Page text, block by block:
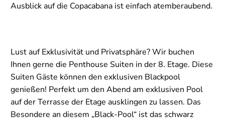
Ausblick auf die Copacabana ist einfach atemberaubend.
Lust auf Exklusivität und Privatsphäre? Wir buchen
Ihnen gerne die Penthouse Suiten in der 8. Etage. Diese
Suiten Gäste können den exklusiven Blackpool
genießen! Perfekt um den Abend am exklusiven Pool
auf der Terrasse der Etage ausklingen zu lassen. Das
Besondere an diesem „Black-Pool“ ist das schwarz